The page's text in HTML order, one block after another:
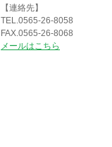
【連絡先】
TEL.0565-26-8058
FAX.0565-26-8068
メールはこちら